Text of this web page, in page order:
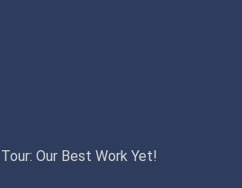
Our Best Work Yet!